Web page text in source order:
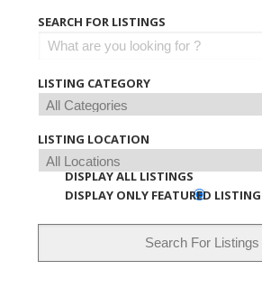
SEARCH FOR LISTINGS
LISTING CATEGORY
LISTING LOCATION
DISPLAY ALL LISTINGS
DISPLAY ONLY FEATURED